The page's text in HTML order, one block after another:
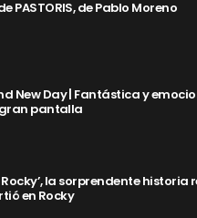
PASTORIS, de Pablo Moreno
New Day | Fantástica y
pantalla
Rocky’, la sorprendente
en Rocky